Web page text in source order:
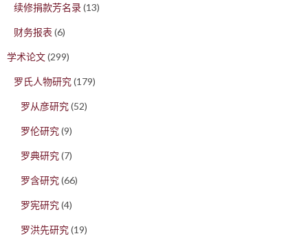
续修捐款芳名录(13)
财务报表 (6)
学术论文(299)
罗氏人物研究(179)
罗从彦研究(52)
罗伦研究(9)
罗典研究(7)
罗含研究(66)
罗宪研究(4)
罗洪先研究(19)